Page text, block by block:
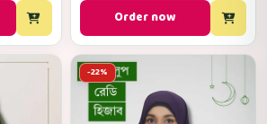
Order now
-22%